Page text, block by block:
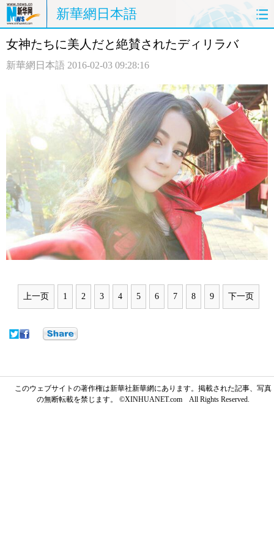
新華網日本語
ホームページ 政治 経済
評論 写真
中日対訳
女神たちに美人だと絶賛されたディリラバ
新華網日本語 2016-02-03 09:28:16
上一页 1 2 3 4 5 6 7 8 9 下一页
このウェブサイトの著作権は新華社新華網にあります。掲載された記事、写真
の無断転載を禁じます。 ©XINHUANET.com All Rights Reserved.